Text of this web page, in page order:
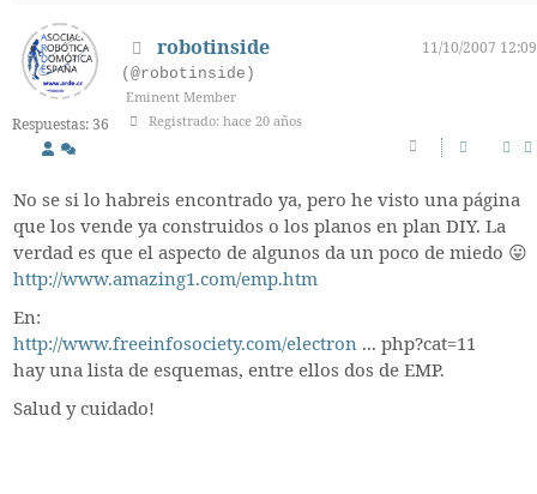
Respuestas: 36
robotinside
11/10/2007 12:09
(@robotinside)
Eminent Member
Registrado: hace 20 años
No se si lo habreis encontrado ya, pero he visto una página
que los vende ya construidos o los planos en plan DIY. La
verdad es que el aspecto de algunos da un poco de miedo 😛
http://www.amazing1.com/emp.htm
En:
http://www.freeinfosociety.com/electron ... php?cat=11
hay una lista de esquemas, entre ellos dos de EMP.
Salud y cuidado!